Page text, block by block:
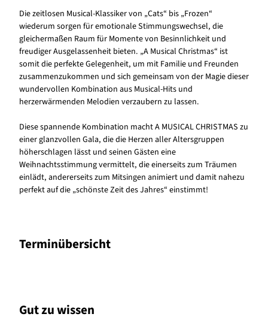
Die zeitlosen Musical-Klassiker von „Cats“ bis „Frozen“
wiederum sorgen für emotionale Stimmungswechsel, die
gleichermaßen Raum für Momente von Besinnlichkeit und
freudiger Ausgelassenheit bieten. „A Musical Christmas“ ist
somit die perfekte Gelegenheit, um mit Familie und Freunden
zusammenzukommen und sich gemeinsam von der Magie dieser
wundervollen Kombination aus Musical-Hits und
herzerwärmenden Melodien verzaubern zu lassen.
Diese spannende Kombination macht A MUSICAL CHRISTMAS zu
einer glanzvollen Gala, die die Herzen aller Altersgruppen
höherschlagen lässt und seinen Gästen eine
Weihnachtsstimmung vermittelt, die einerseits zum Träumen
einlädt, andererseits zum Mitsingen animiert und damit nahezu
perfekt auf die „schönste Zeit des Jahres“ einstimmt!
Terminübersicht
Gut zu wissen